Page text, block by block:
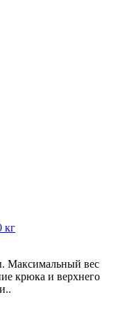
кг
Максимальный вес
крюка и верхнего